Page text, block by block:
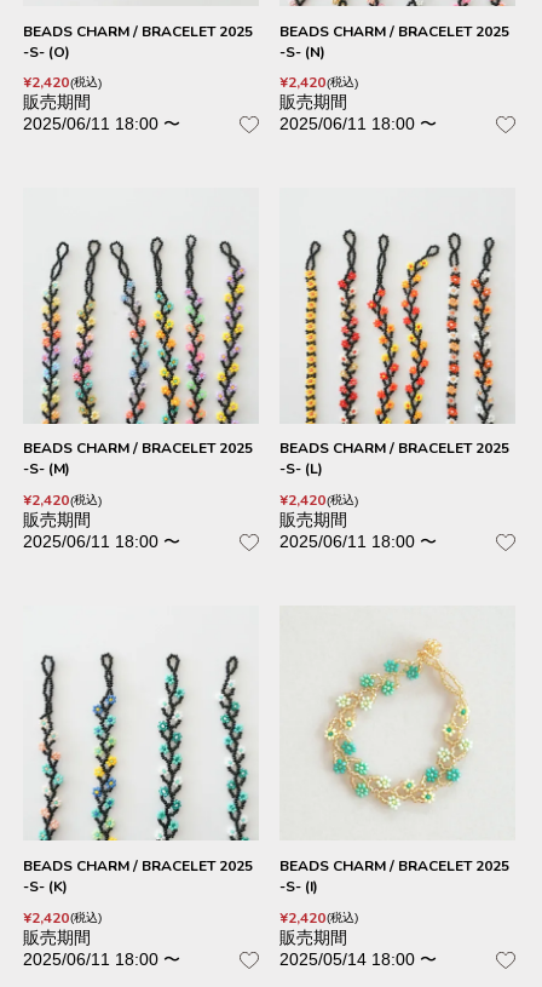
BEADS CHARM / BRACELET 2025
-S- (O)
¥2,420 税込
販売期間
2025/06/11 18:00 〜
BEADS CHARM / BRACELET 2025
-S- (N)
¥2,420 税込
販売期間
2025/06/11 18:00 〜
BEADS CHARM / BRACELET 2025
-S- (M)
¥2,420 税込
販売期間
2025/06/11 18:00 〜
BEADS CHARM / BRACELET 2025
-S- (L)
¥2,420 税込
販売期間
2025/06/11 18:00 〜
BEADS CHARM / BRACELET 2025
-S- (K)
¥2,420 税込
販売期間
2025/06/11 18:00 〜
BEADS CHARM / BRACELET 2025
-S- (I)
¥2,420 税込
販売期間
2025/05/14 18:00 〜